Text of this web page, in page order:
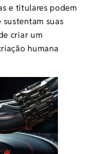
e titulares podem
suas
criar um
humana